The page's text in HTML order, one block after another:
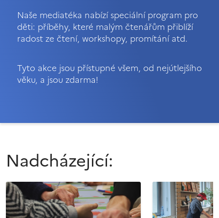
Naše mediatéka nabízí speciální program pro
děti: příběhy, které malým čtenářům přiblíží
radost ze čtení, workshopy, promítání atd.
Tyto akce jsou přístupné všem, od nejútlejšího
věku, a jsou zdarma!
Nadcházející: